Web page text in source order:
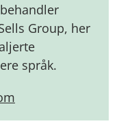
Group, her
språk.